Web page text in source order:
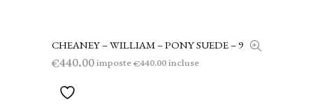
AGGIUNGI AL CARRELLO
CHEANEY – WILLIAM – PONY SUEDE – 9
€440.00imposte€440.00incluse